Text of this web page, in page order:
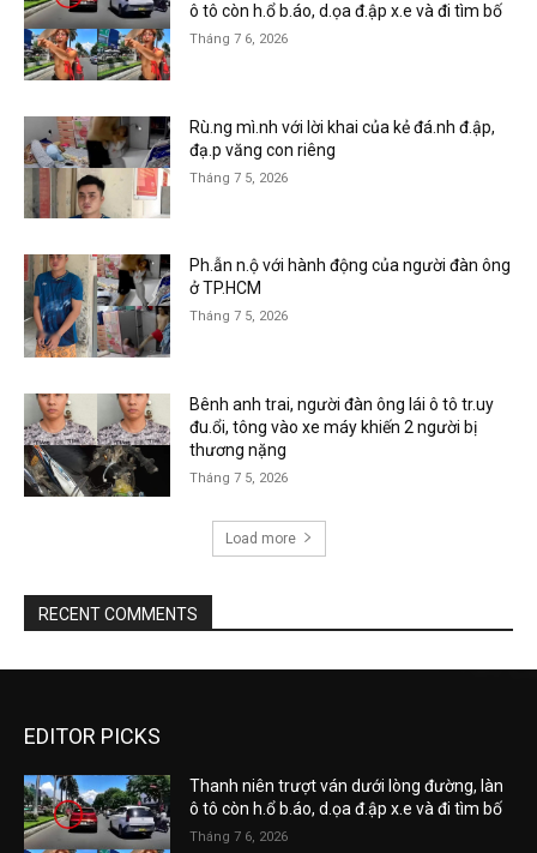
ô tô còn h.ổ b.áo, d.ọa đ.ập x.e và đi tìm bố
Tháng 7 6, 2026
Rù.ng mì.nh với lời khai của kẻ đá.nh đ.ập,
đạ.p văng con riêng
Tháng 7 5, 2026
Ph.ẫn n.ộ với hành động của người đàn ông
ở TP.HCM
Tháng 7 5, 2026
Bênh anh trai, người đàn ông lái ô tô tr.uy
đu.ổi, tông vào xe máy khiến 2 người bị
thương nặng
Tháng 7 5, 2026
Load more
RECENT COMMENTS
EDITOR PICKS
Thanh niên trượt ván dưới lòng đường, làn
ô tô còn h.ổ b.áo, d.ọa đ.ập x.e và đi tìm bố
Tháng 7 6, 2026